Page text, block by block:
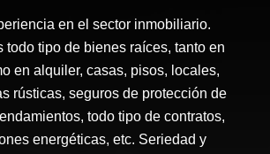
en el sector inmobiliario.
todo tipo de bienes raíces, tanto en
en alquiler, casas, pisos, locales,
rústicas, seguros de protección de
todo tipo de contratos,
energéticas, etc. Seriedad y